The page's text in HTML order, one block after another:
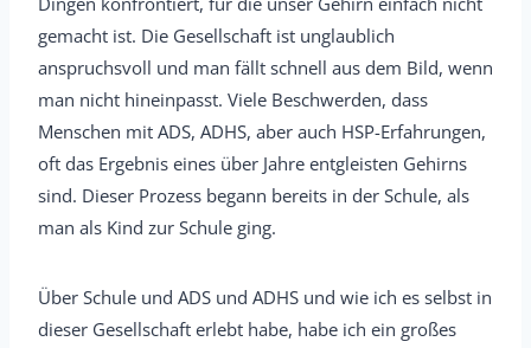
gemacht ist. Die Gesellschaft ist unglaublich
anspruchsvoll und man fällt schnell aus dem Bild, wenn
man nicht hineinpasst. Viele Beschwerden, dass
Menschen mit ADS, ADHS, aber auch HSP-Erfahrungen,
oft das Ergebnis eines über Jahre entgleisten Gehirns
sind. Dieser Prozess begann bereits in der Schule, als
man als Kind zur Schule ging.
Über Schule und ADS und ADHS und wie ich es selbst in
dieser Gesellschaft erlebt habe, habe ich ein großes